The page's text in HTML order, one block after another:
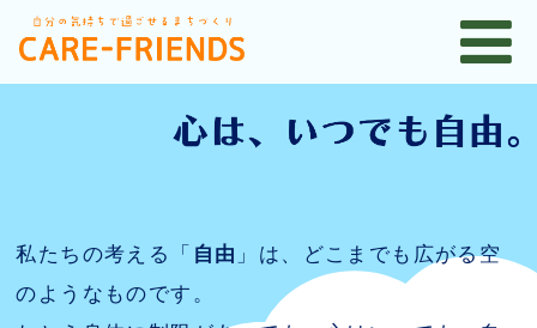
私たちの考える「 自由 」は、どこまでも広がる空
のようなものです。